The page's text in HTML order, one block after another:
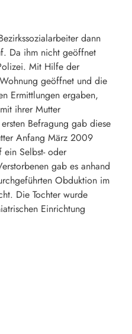
dann
Da ihm nicht geöffnet
Mit Hilfe der
geöffnet und die
Ermittlungen ergaben,
ihrer Mutter
Befragung gab diese
Anfang März 2009
ein Selbst- oder
gab es anhand
Obduktion im
Die Tochter wurde
Einrichtung